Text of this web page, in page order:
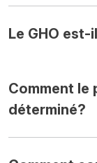
Le GHO est-
Comment le
déterminé?